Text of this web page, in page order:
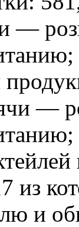
—
—
из
и